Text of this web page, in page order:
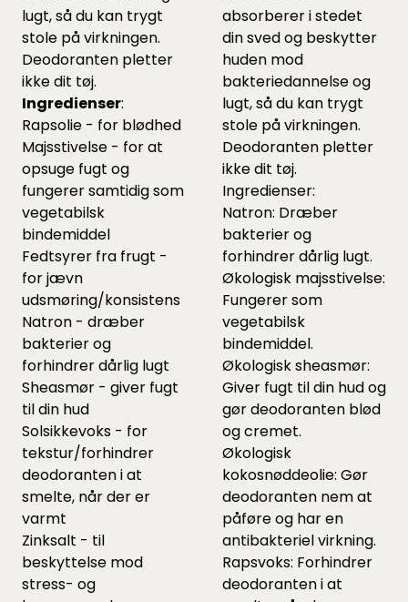
lugt, så du kan trygt
stole på virkningen.
Deodoranten pletter
ikke dit tøj.
Ingredienser:
Rapsolie - for blødhed
Majsstivelse - for at
opsuge fugt og
fungerer samtidig som
vegetabilsk
bindemiddel
Fedtsyrer fra frugt -
for jævn
udsmøring/konsistens
Natron - dræber
bakterier og
forhindrer dårlig lugt
Sheasmør - giver fugt
til din hud
Solsikkevoks - for
tekstur/forhindrer
deodoranten i at
smelte, når der er
varmt
Zinksalt - til
beskyttelse mod
stress- og
absorberer i stedet
din sved og beskytter
huden mod
bakteriedannelse og
lugt, så du kan trygt
stole på virkningen.
Deodoranten pletter
ikke dit tøj.
Ingredienser:
Natron: Dræber
bakterier og
forhindrer dårlig lugt.
Økologisk majsstivelse:
Fungerer som
vegetabilsk
bindemiddel.
Økologisk sheasmør:
Giver fugt til din hud og
gør deodoranten blød
og cremet.
Økologisk
kokosnøddeolie: Gør
deodoranten nem at
påføre og har en
antibakteriel virkning.
Rapsvoks: Forhindrer
deodoranten i at